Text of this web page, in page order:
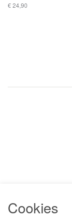
€ 24,90
Cookies